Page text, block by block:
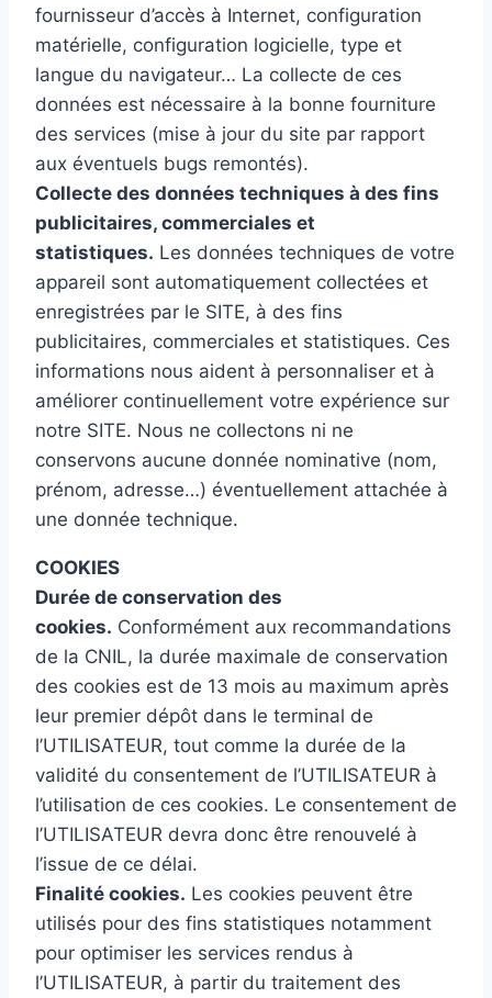
fournisseur d’accès à Internet, configuration
matérielle, configuration logicielle, type et
langue du navigateur… La collecte de ces
données est nécessaire à la bonne fourniture
des services (mise à jour du site par rapport
aux éventuels bugs remontés).
Collecte des données techniques à des fins
publicitaires, commerciales et
statistiques. Les données techniques de votre
appareil sont automatiquement collectées et
enregistrées par le SITE, à des fins
publicitaires, commerciales et statistiques. Ces
informations nous aident à personnaliser et à
améliorer continuellement votre expérience sur
notre SITE. Nous ne collectons ni ne
conservons aucune donnée nominative (nom,
prénom, adresse…) éventuellement attachée à
une donnée technique.
COOKIES
Durée de conservation des
cookies. Conformément aux recommandations
de la CNIL, la durée maximale de conservation
des cookies est de 13 mois au maximum après
leur premier dépôt dans le terminal de
l’UTILISATEUR, tout comme la durée de la
validité du consentement de l’UTILISATEUR à
l’utilisation de ces cookies. Le consentement de
l’UTILISATEUR devra donc être renouvelé à
l’issue de ce délai.
Finalité cookies. Les cookies peuvent être
utilisés pour des fins statistiques notamment
pour optimiser les services rendus à
l’UTILISATEUR, à partir du traitement des